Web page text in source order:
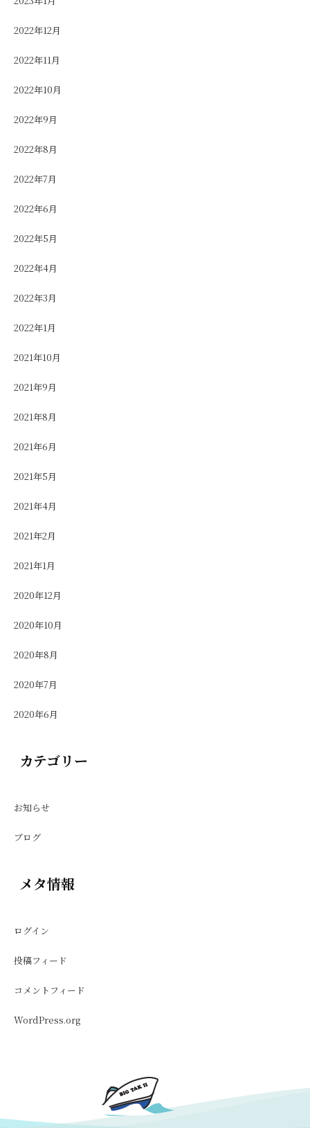
2022年12月
2022年11月
2022年10月
2022年9月
2022年8月
2022年7月
2022年6月
2022年5月
2022年4月
2022年3月
2022年1月
2021年10月
2021年9月
2021年8月
2021年6月
2021年5月
2021年4月
2021年2月
2021年1月
2020年12月
2020年10月
2020年8月
2020年7月
2020年6月
カテゴリー
お知らせ
ブログ
メタ情報
ログイン
投稿フィード
コメントフィード
WordPress.org